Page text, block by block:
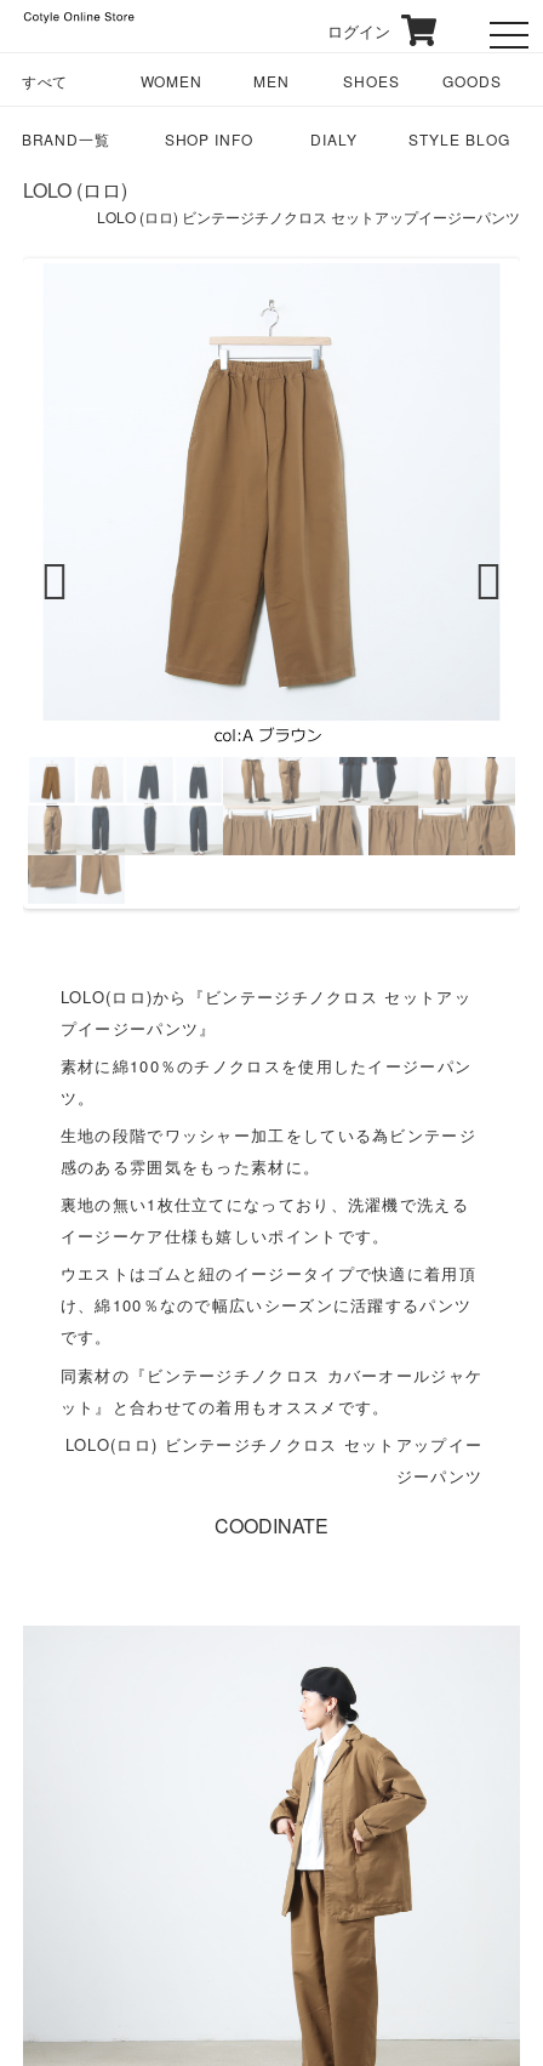
ログイン
すべて WOMEN MEN SHOES GOODS
BRAND一覧 SHOP INFO DIALY STYLE BLOG
LOLO (ロロ)
LOLO (ロロ) ビンテージチノクロス セットアップイージーパンツ
LOLO(ロロ)から『ビンテージチノクロス セットアッ
プイージーパンツ』
素材に綿100％のチノクロスを使用したイージーパン
ツ。
生地の段階でワッシャー加工をしている為ビンテージ
感のある雰囲気をもった素材に。
裏地の無い1枚仕立てになっており、洗濯機で洗える
イージーケア仕様も嬉しいポイントです。
ウエストはゴムと紐のイージータイプで快適に着用頂
け、綿100％なので幅広いシーズンに活躍するパンツ
です。
同素材の『ビンテージチノクロス カバーオールジャケ
ット』と合わせての着用もオススメです。
LOLO(ロロ) ビンテージチノクロス セットアップイー
ジーパンツ
COODINATE